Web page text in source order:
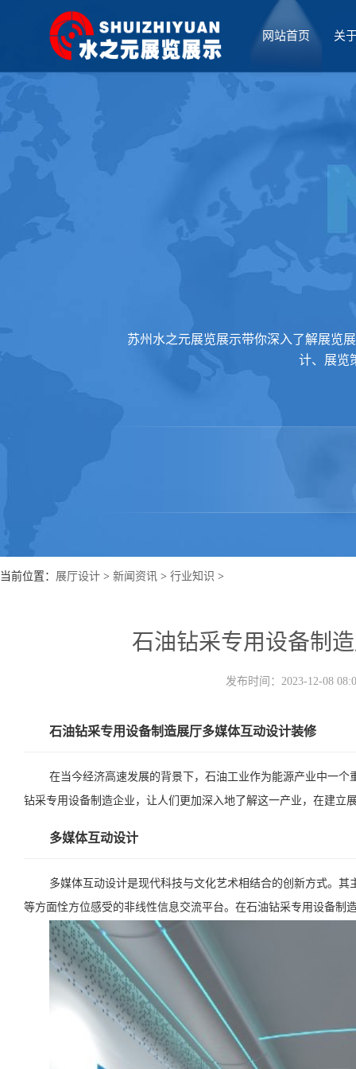
网站首页 关
苏州水之元展览展示带你深入了解展览
计、展览
当前位置： 展厅设计 > 新闻资讯 > 行业知识 >
石油钻采专用设备制
发布时间：2023-12-08
石油钻采专用设备制造展厅多媒体互动设计装修
在当今经济高速发展的背景下，石油工业作为能源产业中一
钻采专用设备制造企业，让人们更加深入地了解这一产业，在建立
多媒体互动设计
多媒体互动设计是现代科技与文化艺术相结合的创新方式。
等方面恮方位感受的非线性信息交流平台。在石油钻采专用设备